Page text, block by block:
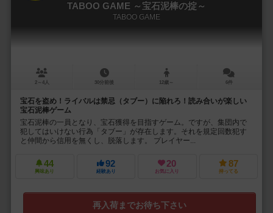
TABOO GAME ～宝石泥棒の掟～
TABOO GAME
2～4人 30分前後 12歳～ 6件
宝石を盗め！ライバルは禁忌（タブー）に陥れろ！読み合いが楽しい
宝石泥棒ゲーム
宝石泥棒の一員となり、宝石獲得を目指すゲーム。ですが、集団内で
犯してはいけない行為「タブー」が存在します。それを規定回数犯す
と仲間から信用を無くし、脱落します。 プレイヤー...
44
興味あり
92
経験あり
20
お気に入り
87
持ってる
再入荷までお待ち下さい